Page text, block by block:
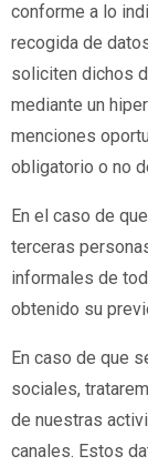
conforme a lo
recogida de
soliciten dichos
mediante un
menciones
obligatorio o no
En el caso de
terceras
informales de
obtenido su
En caso de que
sociales,
de nuestras
canales. Estos